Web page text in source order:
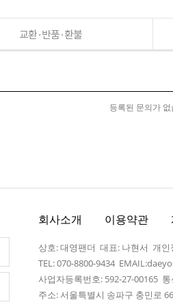
교환·반품·환불
등록된 문의가 없
회사소개 이용약관
상호: 대영팬더 대표: 나현서 개인
TEL: 070-8800-9434
사업자등록번호: 592-27-00165
주소: 서울특별시 송파구 충민로